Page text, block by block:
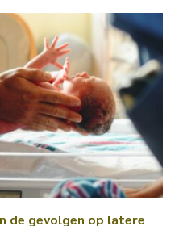
de gevolgen op latere